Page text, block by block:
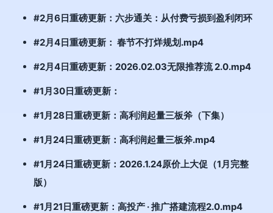
#2月6日重磅更新：六步通关：从付费亏损到盈利闭环
#2月4日重磅更新： 春节不打烊规划.mp4
#2月4日重磅更新：2026.02.03无限推荐流 2.0.mp4
#1月30日重磅更新：
#1月28日重磅更新：高利润起量三板斧（下集）
#1月24日重磅更新：高利润起量三板斧.mp4
#1月24日重磅更新：2026.1.24原价上大促（1月完整
版）
#1月21日重磅更新：高投产 · 推广搭建流程2.0.mp4